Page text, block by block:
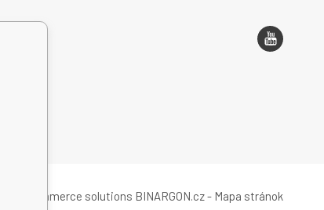
Ecommerce solutions BINARGON.cz- Mapa stránok